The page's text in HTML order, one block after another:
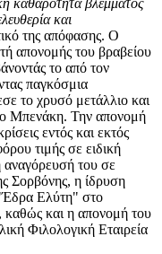
και
της απόφασης. Ο
απονομής του βραβείου
το από τον
παγκόσμια
το χρυσό μετάλλιο και
Μπενάκη. Την απονομή
εντός και εκτός
τιμής σε ειδική
του σε
Σορβόνης, η ίδρυση
Ελύτη" στο
καθώς και η απονομή του
Φιλολογική Εταιρεία